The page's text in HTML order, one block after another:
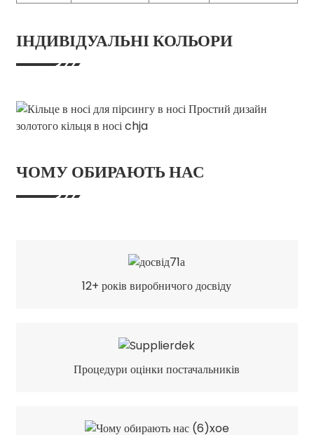
ІНДИВІДУАЛЬНІ КОЛЬОРИ
ЧОМУ ОБИРАЮТЬ НАС
12+ років виробничого досвіду
Процедури оцінки постачальників